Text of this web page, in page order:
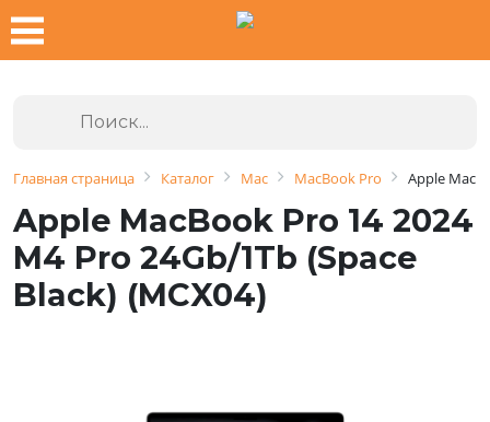
Главная страница Каталог Mac MacBook Pro Apple
Apple MacBook Pro 14 2024
M4 Pro 24Gb/1Tb (Space
Black) (MCX04)